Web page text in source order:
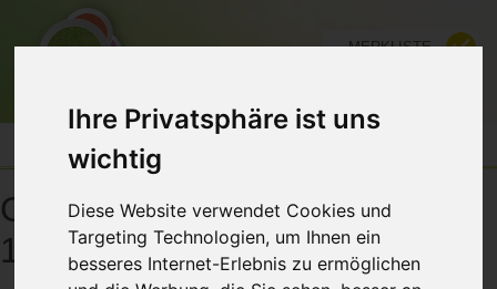
Ihre Privatsphäre ist uns
wichtig
Diese Website verwendet Cookies und
Targeting Technologien, um Ihnen ein
besseres Internet-Erlebnis zu ermöglichen
MERKLISTE
Gong Puja (Gong-Nacht) am
13.07. und 03.08.